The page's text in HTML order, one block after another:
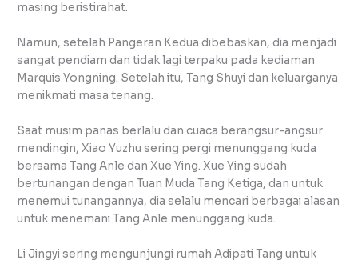
masing beristirahat.
Namun, setelah Pangeran Kedua dibebaskan, dia menjadi
sangat pendiam dan tidak lagi terpaku pada kediaman
Marquis Yongning. Setelah itu, Tang Shuyi dan keluarganya
menikmati masa tenang.
Saat musim panas berlalu dan cuaca berangsur-angsur
mendingin, Xiao Yuzhu sering pergi menunggang kuda
bersama Tang Anle dan Xue Ying. Xue Ying sudah
bertunangan dengan Tuan Muda Tang Ketiga, dan untuk
menemui tunangannya, dia selalu mencari berbagai alasan
untuk menemani Tang Anle menunggang kuda.
Li Jingyi sering mengunjungi rumah Adipati Tang untuk